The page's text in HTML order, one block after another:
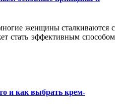
женщины сталкиваются с
стать эффективным способом
и как выбрать крем-